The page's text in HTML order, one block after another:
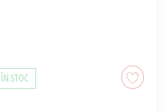
ÎN STOC